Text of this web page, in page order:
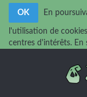
OK En
l'utilisation de
centres d'intérêts. En